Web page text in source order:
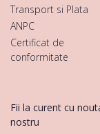
Transport si Plata
ANPC
Certificat de
conformitate
Fii la curent cu
nostru